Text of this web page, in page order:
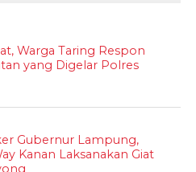
Warga Taring Respon
yang Digelar Polres
Gubernur Lampung,
Kanan Laksanakan Giat